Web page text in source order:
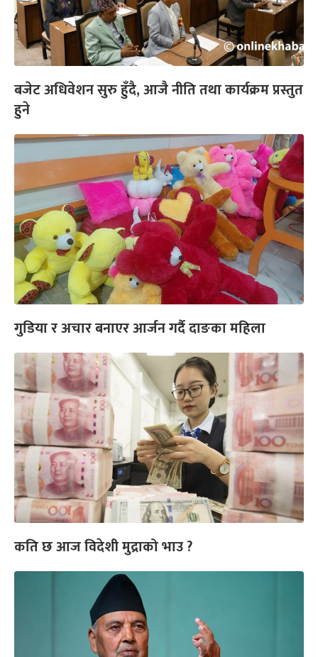
बजेट अधिवेशन सुरु हुँदै, आजै नीति तथा कार्यक्रम प्रस्तुत
हुने
गुडिया र अचार बनाएर आर्जन गर्दै दाङका महिला
कति छ आज विदेशी मुद्राको भाउ ?